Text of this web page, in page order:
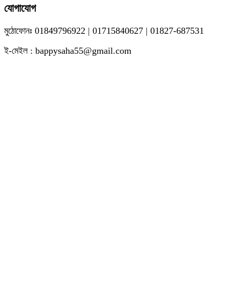
যোগাযোগ
মুঠোফোনঃ 01849796922 | 01715840627 | 01827-687531
ই-মেইল : bappysaha55@gmail.com